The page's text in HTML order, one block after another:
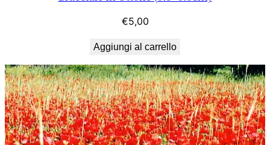
€5,00
Aggiungi al carrello